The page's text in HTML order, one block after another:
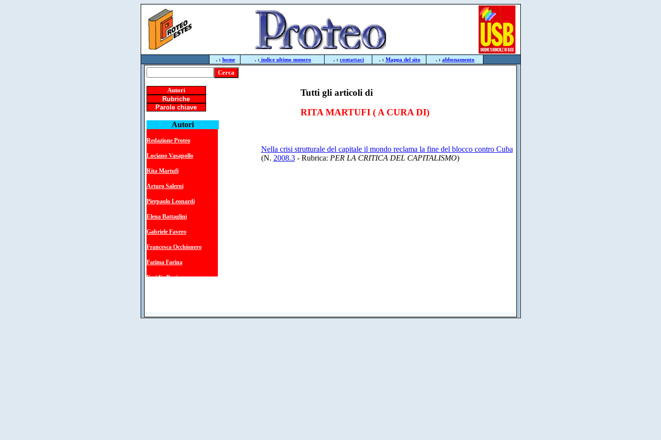
. : home . : indice ultimo numero . : contattaci . : Mappa del sito . : abbonamento
Autori
Rubriche
Parole chiave
Autori
Redazione Proteo
Luciano Vasapollo
Rita Martufi
Arturo Salerni
Pierpaolo Leonardi
Elena Battaglini
Gabriele Favero
Francesca Occhionero
Fatima Farina
Emidia Papi
Tutti gli articoli di
RITA MARTUFI ( A CURA DI)
Nella crisi strutturale del capitale il mondo reclama la fine del blocco contro Cuba
(N. 2008.3- Rubrica: PER LA CRITICA DEL CAPITALISMO)